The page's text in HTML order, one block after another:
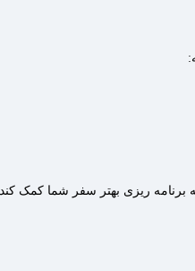
برنامه‌ ریزی بهتر سفر شما کمک کند.